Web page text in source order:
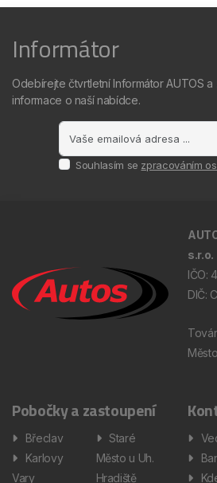
Informátor
Odebírejte čtvrtletní Informátor AUTOS
informace o naší nabídce.
Souhlasím se zpracováním
s.r.o.
IČO:
DIČ:
Město
Pobočky a zastoupení
Břeclav
Karlovy
Vary
Staré
Město u Uh.
Hradiště